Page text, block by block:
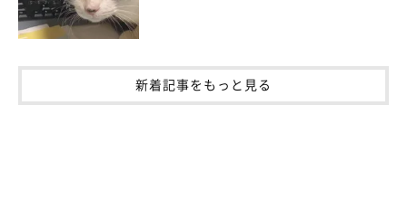
新着記事をもっと見る